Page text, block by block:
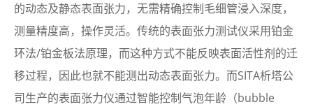
的动态及静态表面张力，无需精确控制毛细管浸入深度，
测量精度高，操作灵活。传统的表面张力测试仪采用铂金
环法/铂金板法原理，而这种方式不能反映表面活性剂的迁
移过程，因此也就不能测出动态表面张力。而SITA析塔公
司生产的表面张力仪通过智能控制气泡年龄（bubble